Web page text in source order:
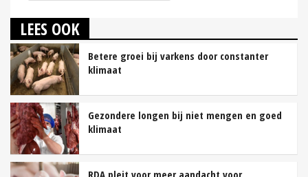
LEES OOK
Betere groei bij varkens door constanter
klimaat
Gezondere longen bij niet mengen en goed
klimaat
RDA pleit voor meer aandacht voor